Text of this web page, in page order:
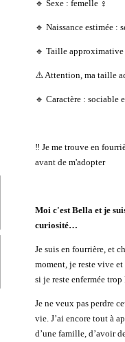
🔹 Sexe : femelle ♀️
🔹 Naissance estimée :
🔹 Taille
⚠️ Attention, ma taille
🔹 Caractère : sociable
‼️ Je me trouve en
avant de m'adopter
Moi c'est Bella et je
curiosité…
Je suis en fourrière, et
moment, je reste vive
si je reste enfermée
Je ne veux pas perdre
vie. J’ai encore tout à
d’une famille, d’avoir